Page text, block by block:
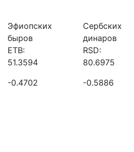
Эфиопских
быров
ETB:
51.3594
-0.4702
Сербских
динаров
RSD:
80.6975
-0.5886